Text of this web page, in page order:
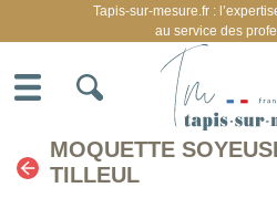
MOQUETTE
TILLEUL
Tapis-sur-mesure.fr :
au service des